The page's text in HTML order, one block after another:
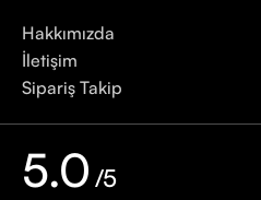
Hakkımızda
İletişim
Sipariş Takip
5.0 /5